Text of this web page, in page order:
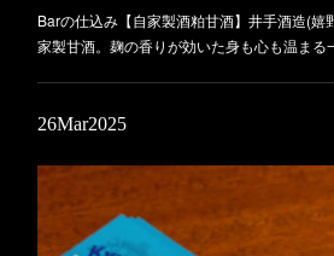
Barの仕込み【自家製酒粕甘酒】井手酒造(嬉
家製甘酒。麹の香りが効いた身も心も温まる
26Mar2025